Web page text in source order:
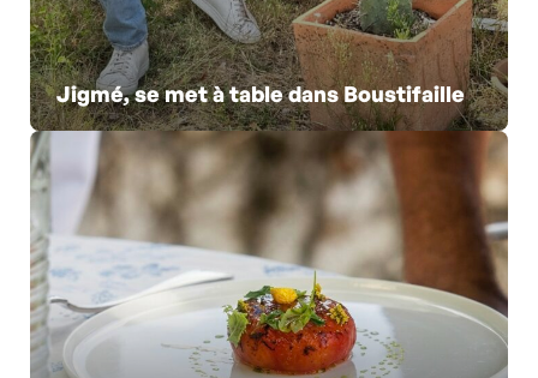
Jigmé, se met à table dans Boustifaille